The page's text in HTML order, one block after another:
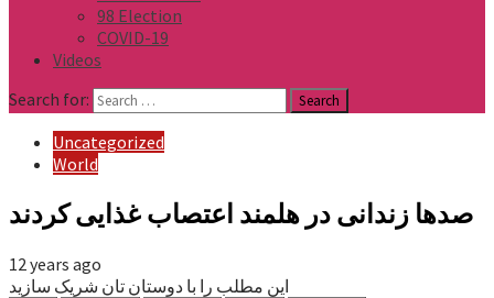
98 Election
COVID-19
Videos
Search for:
Uncategorized
World
صدها زندانی در هلمند اعتصاب غذایی کردند
12 years ago
این مطلب را با دوستان تان شریک سازید